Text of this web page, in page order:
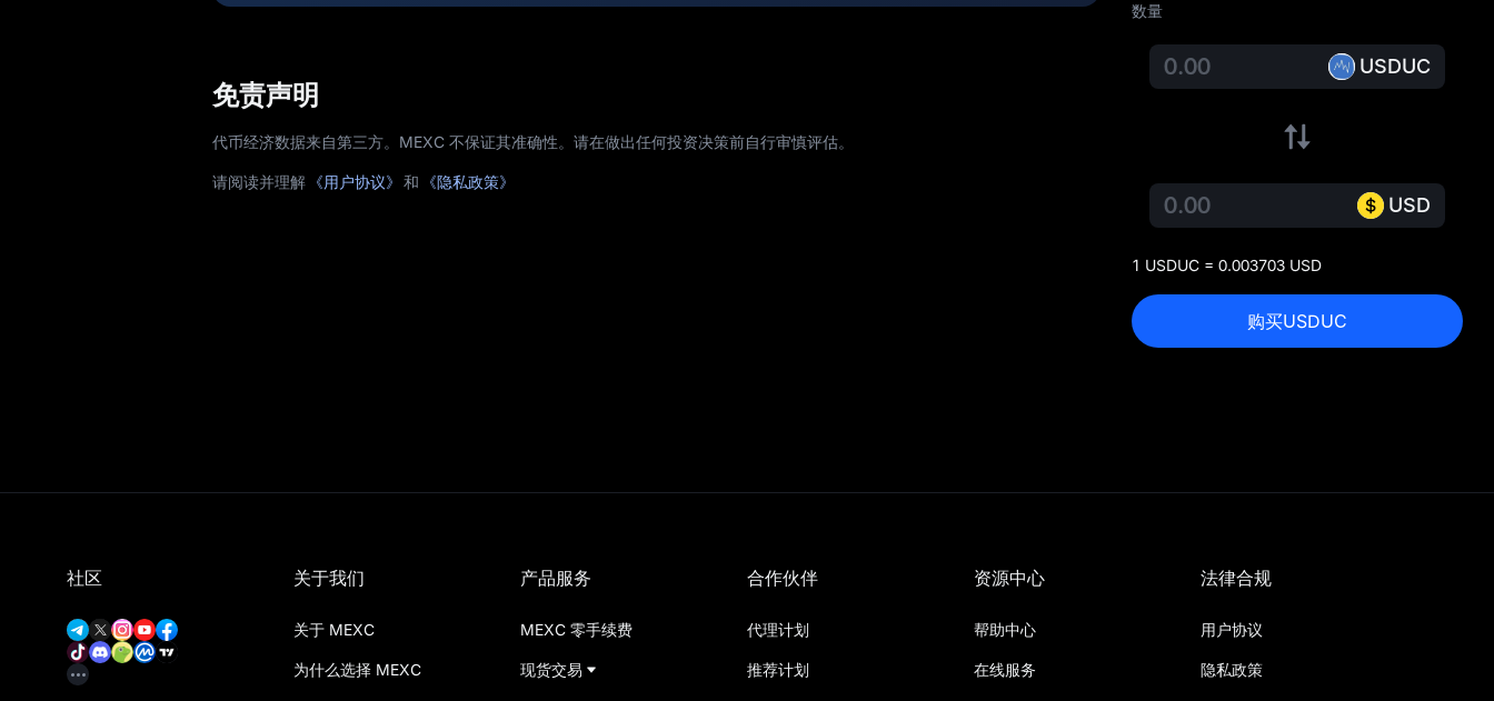
免责声明
代币经济数据来自第三方。MEXC 不保证其准确性。请在做出任何投资决策前自行审慎评估。
请阅读并理解 《用户协议》 和 《隐私政策》
数量
USDUC
USD
1 USDUC = 0.003703 USD
购买USDUC
社区 关于我们
关于 MEXC
为什么选择 MEXC
产品服务
MEXC 零手续费
现货交易
合作伙伴
代理计划
推荐计划
资源中心
帮助中心
在线服务
法律合规
用户协议
隐私政策